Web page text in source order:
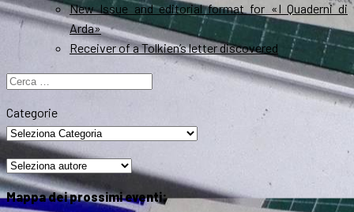
New Issue and editorial format for «I Quaderni di
Arda»
Receiver of a Tolkien’s letter discovered
Ricerca
Categorie
Mappa dei prossimi eventi: